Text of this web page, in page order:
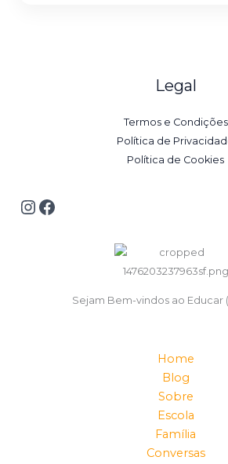
Legal
Termos e Condições
Política de
Política de Cookies
Sejam Bem-vindos ao Educar
Home
Blog
Sobre
Escola
Família
Conversas